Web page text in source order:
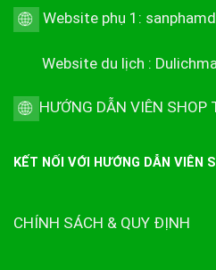
Website phụ 1:
Website du lịch :
HƯỚNG DẪN VIÊN SHOP
KẾT NỐI VỚI HƯỚNG DẪN VIÊN
CHÍNH SÁCH & QUY ĐỊNH